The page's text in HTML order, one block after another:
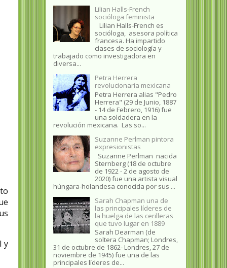
y
Lilian Halls-French
socióloga feminista
Lilian Halls-French es
socióloga, asesora política
francesa. Ha impartido
clases de sociología y
trabajado como investigadora en
diversa...
Petra Herrera
revolucionaria mexicana
Petra Herrera alias "Pedro
Herrera" (29 de Junio, 1887
- 14 de Febrero, 1916) fue
una soldadera en la
revolución mexicana. Las so...
Suzanne Perlman pintora
expresionistas
Suzanne Perlman nacida
Sternberg (18 de octubre
de 1922 - 2 de agosto de
2020) fue una artista visual
húngara-holandesa conocida por sus ...
Sarah Chapman una de
las principales líderes de
la huelga de las cerilleras
que tuvo lugar en 1889
Sarah Dearman (de
soltera Chapman; Londres,
31 de octubre de 1862​- Londres, 27 de
noviembre de 1945)​ fue una de las
principales líderes de...